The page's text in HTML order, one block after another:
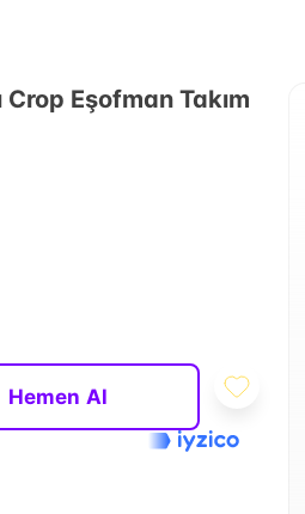
Crop Eşofman Takım
Hemen Al